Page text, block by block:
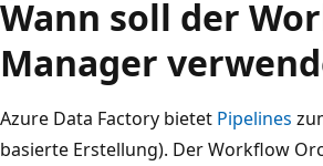
Wann soll der
Manager
Azure Data Factory bietet Pipelines
basierte Erstellung). Der Workflow